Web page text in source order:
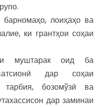
лоиҳаҳо ва
ки грантҳои соҳаи
муштарак оид ба
дар соҳаи
тарбия, бозомўзӣ ва
дар заминаи